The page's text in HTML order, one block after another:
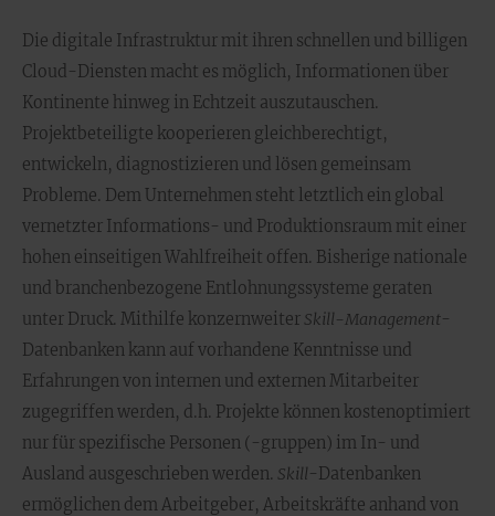
Die digitale Infrastruktur mit ihren schnellen und billigen
Cloud-Diensten macht es möglich, Informationen über
Kontinente hinweg in Echtzeit auszutauschen.
Projektbeteiligte kooperieren gleichberechtigt,
entwickeln, diagnostizieren und lösen gemeinsam
Probleme. Dem Unternehmen steht letztlich ein global
vernetzter Informations- und Produktionsraum mit einer
hohen einseitigen Wahlfreiheit offen. Bisherige nationale
und branchenbezogene Entlohnungssysteme geraten
unter Druck. Mithilfe konzernweiter Skill-Management-
Datenbanken kann auf vorhandene Kenntnisse und
Erfahrungen von internen und externen Mitarbeiter
zugegriffen werden, d.h. Projekte können kostenoptimiert
nur für spezifische Personen (-gruppen) im In- und
Ausland ausgeschrieben werden. Skill-Datenbanken
ermöglichen dem Arbeitgeber, Arbeitskräfte anhand von